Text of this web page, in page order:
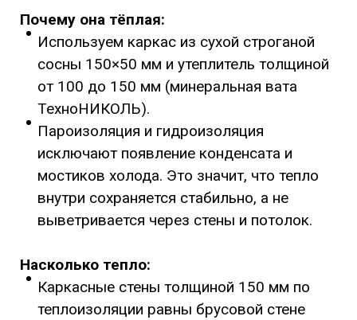
Почему она тёплая:
Используем каркас из сухой строганой
сосны 150×50 мм и утеплитель толщиной
от 100 до 150 мм (минеральная вата
ТехноНИКОЛЬ).
Пароизоляция и гидроизоляция
исключают появление конденсата и
мостиков холода. Это значит, что тепло
внутри сохраняется стабильно, а не
выветривается через стены и потолок.
Насколько тепло:
Каркасные стены толщиной 150 мм по
теплоизоляции равны брусовой стене